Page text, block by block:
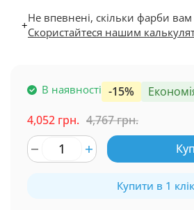
+Не впевнені, скільки фарби
Скористайтеся нашим
В наявності -15%
4,052 грн. 4,767 грн.
Купити в 1 клік